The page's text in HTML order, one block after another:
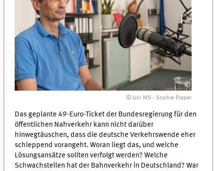
© Uni MS - Sophie Pieper
Das geplante 49-Euro-Ticket der Bundesregierung für den
öffentlichen Nahverkehr kann nicht darüber
hinwegtäuschen, dass die deutsche Verkehrswende eher
schleppend vorangeht. Woran liegt das, und welche
Lösungsansätze sollten verfolgt werden? Welche
Schwachstellen hat der Bahnverkehr in Deutschland? War